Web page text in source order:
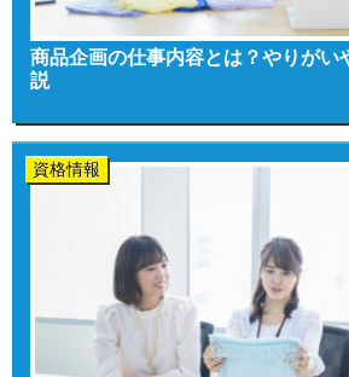
商品企画の仕事内容とは？やりがい
説
資格情報